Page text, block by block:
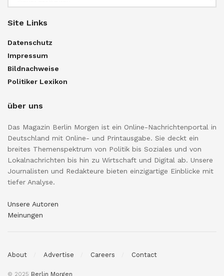
Site Links
Datenschutz
Impressum
Bildnachweise
Politiker Lexikon
über uns
Das Magazin Berlin Morgen ist ein Online-Nachrichtenportal in
Deutschland mit Online- und Printausgabe. Sie deckt ein
breites Themenspektrum von Politik bis Soziales und von
Lokalnachrichten bis hin zu Wirtschaft und Digital ab. Unsere
Journalisten und Redakteure bieten einzigartige Einblicke mit
tiefer Analyse.
Unsere Autoren
Meinungen
About Advertise Careers Contact
© 2025 Berlin Morgen